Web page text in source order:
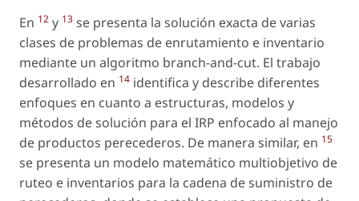
En 12 y 13 se presenta la solución exacta de varias
clases de problemas de enrutamiento e inventario
mediante un algoritmo branch-and-cut. El trabajo
desarrollado en 14 identifica y describe diferentes
enfoques en cuanto a estructuras, modelos y
métodos de solución para el IRP enfocado al manejo
de productos perecederos. De manera similar, en 15
se presenta un modelo matemático multiobjetivo de
ruteo e inventarios para la cadena de suministro de